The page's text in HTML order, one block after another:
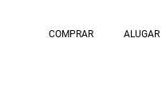
COMPRAR ALUGAR